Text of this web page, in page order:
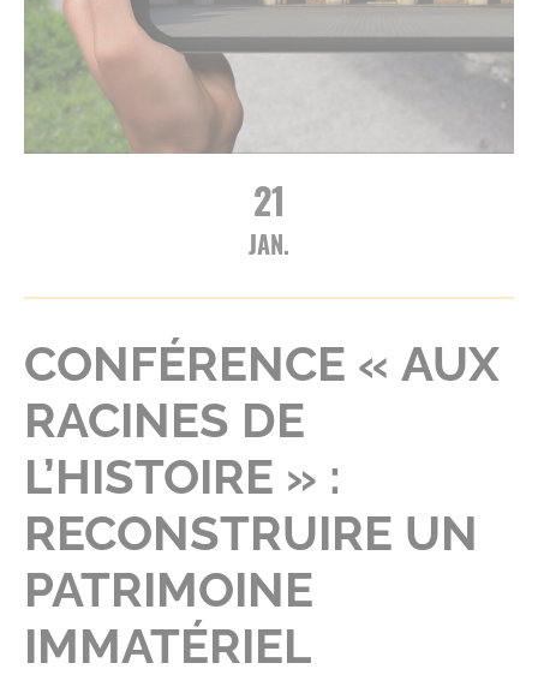
21
JAN.
CONFÉRENCE « AUX
RACINES DE
L’HISTOIRE » :
RECONSTRUIRE UN
PATRIMOINE
IMMATÉRIEL